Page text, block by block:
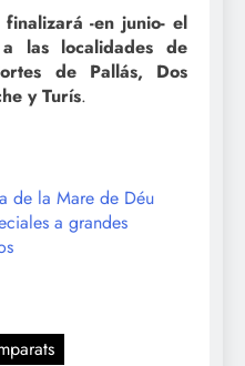
-en junio- el
las localidades de
de Pallás, Dos
y Turís.
de la Mare de Déu
a grandes